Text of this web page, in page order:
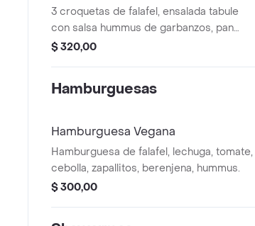
3 croquetas de falafel, ensalada tabule
con salsa hummus de garbanzos, pan
árabe.
$ 320,00
Hamburguesas
Hamburguesa Vegana
Hamburguesa de falafel, lechuga, tomate,
cebolla, zapallitos, berenjena, hummus.
$ 300,00